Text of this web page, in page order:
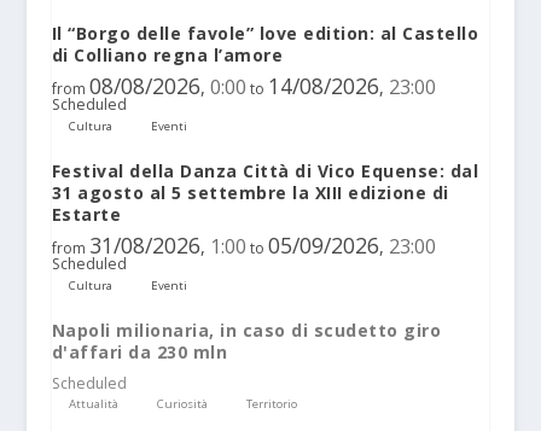
Il “Borgo delle favole” love edition: al Castello
di Colliano regna l’amore
from 08/08/2026, 0:00 to 14/08/2026, 23:00
Scheduled
Cultura Eventi
Festival della Danza Città di Vico Equense: dal
31 agosto al 5 settembre la XIII edizione di
Estarte
from 31/08/2026, 1:00 to 05/09/2026, 23:00
Scheduled
Cultura Eventi
Napoli milionaria, in caso di scudetto giro
d'affari da 230 mln
Scheduled
Attualità Curiosità Territorio